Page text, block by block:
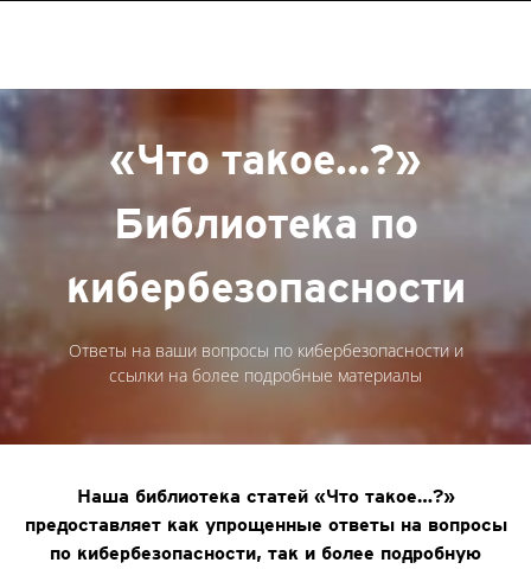
«Что такое…?»
Библиотека по
кибербезопасности
Ответы на ваши вопросы по кибербезопасности и
ссылки на более подробные материалы
Наша библиотека статей «Что такое…?»
предоставляет как упрощенные ответы на вопросы
по кибербезопасности, так и более подробную